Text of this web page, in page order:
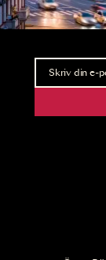
Nyhetsbrev
Ta del av